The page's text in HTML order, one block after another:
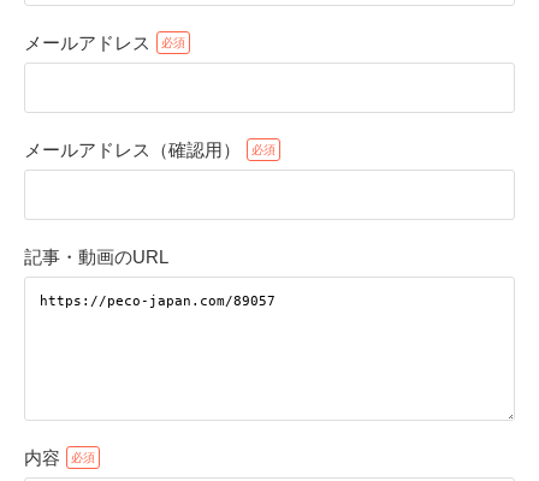
メールアドレス
メールアドレス（確認用）
記事・動画のURL
内容
アプリで開く